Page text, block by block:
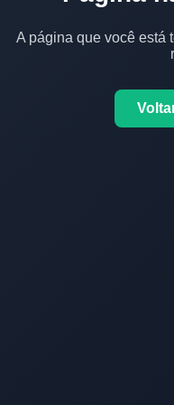
A página que você está